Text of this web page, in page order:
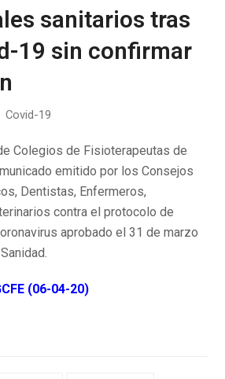
sanitarios tras
19 sin confirmar
Covid-19
Colegios de Fisioterapeutas de
emitido por los Consejos
Dentistas, Enfermeros,
contra el protocolo de
aprobado el 31 de marzo
(06-04-20)